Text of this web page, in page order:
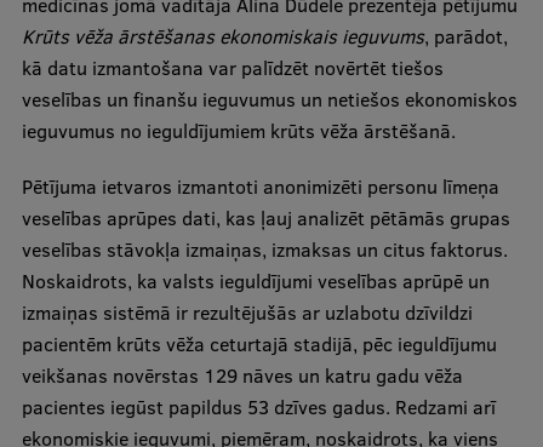
Lifelong Learning
Open University
Latvian Language Courses
Pre-Courses
Professional Development
Centre for Educational Growth
Qualification Conformance Testing
Krūts vēža ārstēšanas ekonomiskais ieguvums, parādot,
kā datu izmantošana var palīdzēt novērtēt tiešos
veselības un finanšu ieguvumus un netiešos ekonomiskos
ieguvumus no ieguldījumiem krūts vēža ārstēšanā.
Pētījuma ietvaros izmantoti anonimizēti personu līmeņa
veselības aprūpes dati, kas ļauj analizēt pētāmās grupas
veselības stāvokļa izmaiņas, izmaksas un citus faktorus.
Noskaidrots, ka valsts ieguldījumi veselības aprūpē un
izmaiņas sistēmā ir rezultējušās ar uzlabotu dzīvildzi
pacientēm krūts vēža ceturtajā stadijā, pēc ieguldījumu
veikšanas novērstas 129 nāves un katru gadu vēža
pacientes iegūst papildus 53 dzīves gadus. Redzami arī
ekonomiskie ieguvumi, piemēram, noskaidrots, ka viens